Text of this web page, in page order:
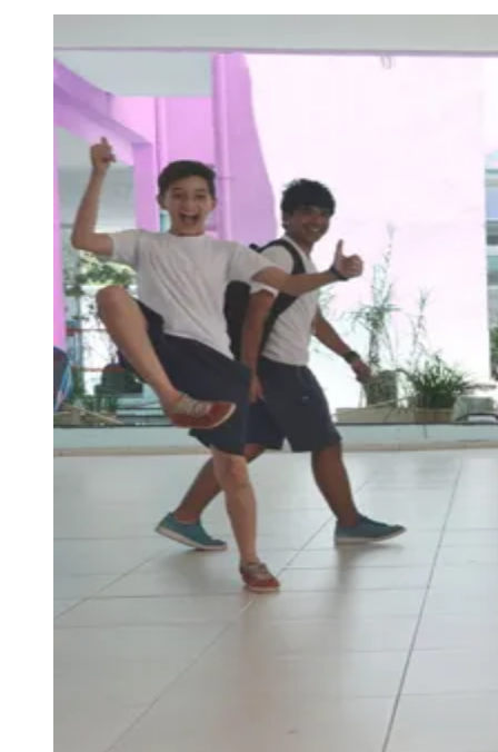
MilitarItapeviJandiraJardim AudirJardim BelvalJardim
Califórnia
Jardim dos Camargos
Jardim
Esperança
Jardim Graziela
MutingaJardim Paraíso Jardim Paulista
Jardim São Pedro Jardim São Silvestre
Jardim Tupanci MutingaNova Aldeinha
Parque Imperial Parque Santa LuziaParque Viana
do Bom Jesus
Recanto Phrynéa
Santana de
ParnaíbaSilveiraTamboréVale do Sol Vila Barros Vila Boa Vista
do CondeVila Engenho Novo Vila MárciaVila Nossa Sra. da
Vila PortoVotupoca
Para Sua Empresa
Anuncie no Portal
Guia de Empresas
Divulgar VagasNovo
Publicidade Legal
Negócios Regionais
Turismo
Hospitais Estaduais
Parques & Represas
Carapicuíba Jandira Itapevi
Pirapora
CajamarCaieiras
Francisco Morato Taboão da Serra